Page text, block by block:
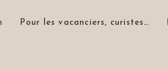
Pour les vacanciers, curistes…